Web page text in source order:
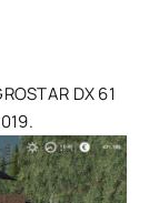
DX 61